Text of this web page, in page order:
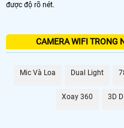
CAMERA WIFI HIKVISION KBVISION DÙNG
TRONG NHÀ
được độ rõ nét.
CAMERA WIFI TRONG
Mic Và Loa Dual Light
Xoay 360 3D